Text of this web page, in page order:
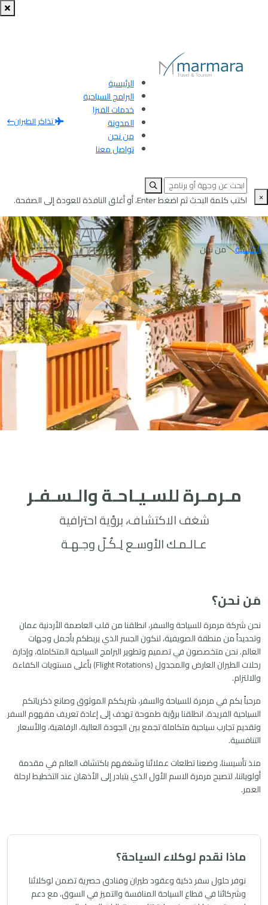
الرئيسية
البرامج السياحية
خدمات الفيزا
المدونة
من نحن
تواصل معنا
تذاكر الطيران
× اكتب كلمة البحث ثم اضغط Enter، أو أغلق النافذة للعودة إلى الصفحة.
الرئيسية من نحن
مـرمـرة للسـيـاحـة والـسـفـر
شغف الاكتشاف، برؤية احترافية
عـالـمـك الأوسـع لِـكُـلّ وجـهـة
مَن نحن؟
نحن شركة مرمرة للسياحة والسفر، انطلقنا من قلب العاصمة الأردنية عمان
وتحديداً من منطقة الصويفية، لنكون الجسر الذي يربطكم بأجمل وجهات
العالم. نحن متخصصون في تصميم وتطوير البرامج السياحية المتكاملة، وإدارة
رحلات الطيران العارض والمجدول (Flight Rotations) بأعلى مستويات الكفاءة
والالتزام.
مرحباً بكم في مرمرة للسياحة والسفر، شريككم الموثوق وصانع ذكرياتكم
السياحية الفريدة. انطلقنا برؤية طموحة تهدف إلى إعادة تعريف مفهوم السفر
وتقديم تجارب سياحية متكاملة تجمع بين الجودة العالية، الرفاهية، والأسعار
التنافسية.
منذ تأسيسنا، وضعنا تطلعات عملائنا وشغفهم باكتشاف العالم في مقدمة
أولوياتنا، لتصبح مرمرة الاسم الأول الذي يتبادر إلى الأذهان عند التخطيط لرحلة
العمر.
ماذا نقدم لوكلاء السياحة؟
نوفر حلول سفر ذكية وعقود طيران وفنادق حصرية تضمن لوكلائنا
وشركائنا في قطاع السياحة المنافسة والتميز في السوق، مع دعم